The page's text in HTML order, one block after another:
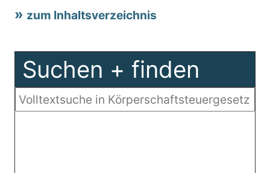
zum Inhaltsverzeichnis
Suchen + finden